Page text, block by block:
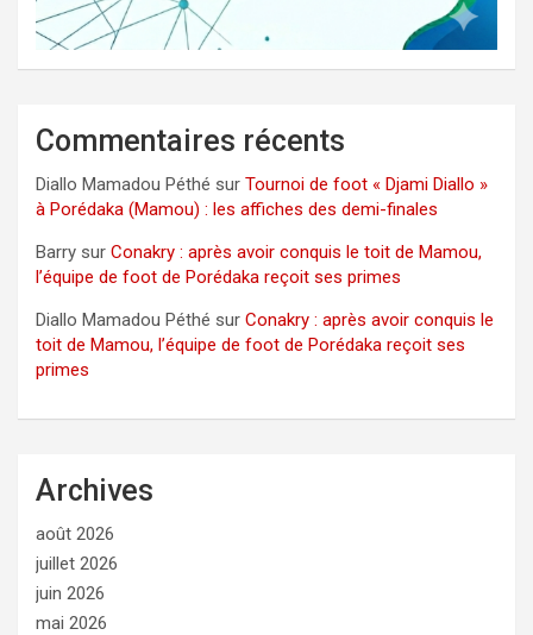
Commentaires récents
Diallo Mamadou Péthé sur Tournoi de foot « Djami Diallo »
à Porédaka (Mamou) : les affiches des demi-finales
Barry sur Conakry : après avoir conquis le toit de Mamou,
l’équipe de foot de Porédaka reçoit ses primes
Diallo Mamadou Péthé sur Conakry : après avoir conquis le
toit de Mamou, l’équipe de foot de Porédaka reçoit ses
primes
Archives
août 2026
juillet 2026
juin 2026
mai 2026